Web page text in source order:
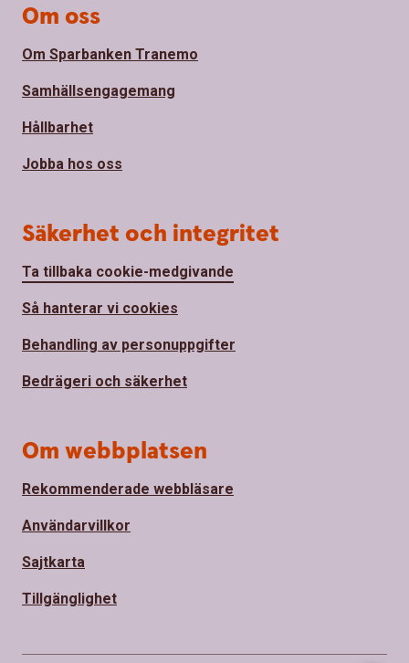
Om oss
Om Sparbanken Tranemo
Samhällsengagemang
Hållbarhet
Jobba hos oss
Säkerhet och integritet
Ta tillbaka cookie-medgivande
Så hanterar vi cookies
Behandling av personuppgifter
Bedrägeri och säkerhet
Om webbplatsen
Rekommenderade webbläsare
Användarvillkor
Sajtkarta
Tillgänglighet